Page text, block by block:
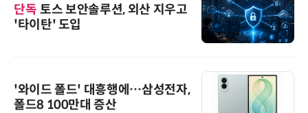
단독 토스 보안솔루션, 외산 지우고
'타이탄' 도입
'와이드 폴드' 대흥행에…삼성전자,
폴드8 100만대 증산